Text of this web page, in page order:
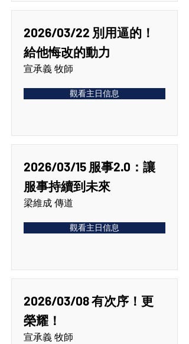
2026/03/22 別用逼的！
給他悔改的動力
宣承義 牧師
觀看主日信息
2026/03/15 服事2.0：讓
服事持續到未來
梁維成 傳道
觀看主日信息
2026/03/08 有次序！更
榮耀！
宣承義 牧師